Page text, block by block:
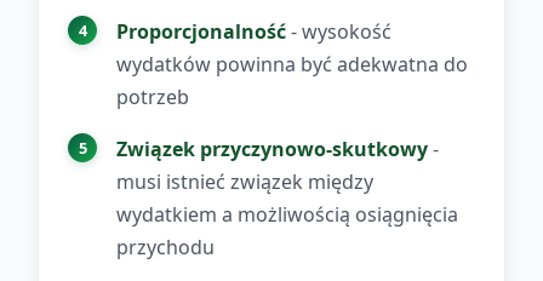
Proporcjonalność- wysokość
wydatków powinna być adekwatna do
potrzeb
Związek przyczynowo-skutkowy-
musi istnieć związek między
wydatkiem a możliwością osiągnięcia
przychodu